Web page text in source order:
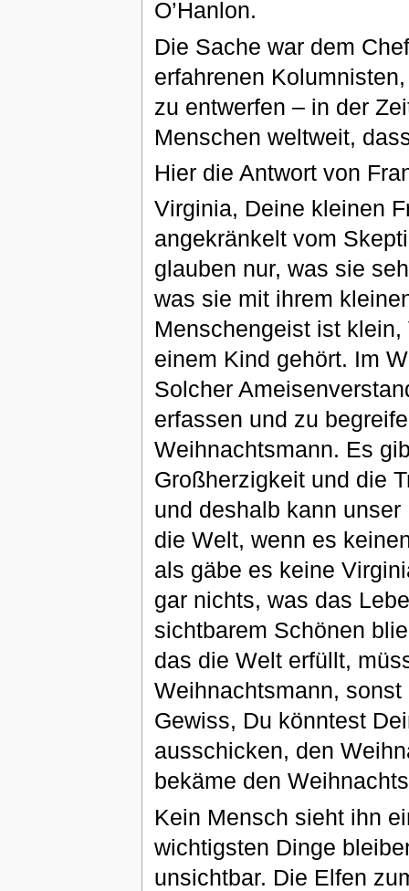
O’Hanlon.
Die Sache war dem
erfahrenen
zu entwerfen – in der
Menschen weltweit,
Hier die Antwort von
Virginia, Deine kleinen
angekränkelt vom
glauben nur, was sie
was sie mit ihrem
Menschengeist ist
einem Kind gehört. Im
Solcher
erfassen und zu
Weihnachtsmann. Es
Großherzigkeit und die
und deshalb kann
die Welt, wenn es
als gäbe es keine
gar nichts, was das
sichtbarem Schönen
das die Welt erfüllt,
Weihnachtsmann,
Gewiss, Du könntest
ausschicken, den
bekäme den
Kein Mensch sieht ihn
wichtigsten Dinge
unsichtbar. Die Elfen